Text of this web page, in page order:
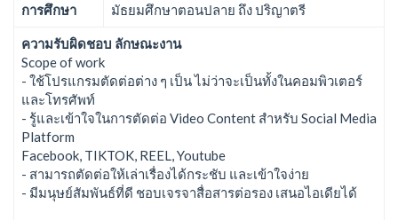
การศึกษา มัธยมศึกษาตอนปลาย ถึง ปริญาตรี
ความรับผิดชอบ ลักษณะงาน
Scope of work
- ใช้โปรแกรมตัดต่อต่าง ๆ เป็น ไม่ว่าจะเป็นทั้งในคอมพิวเตอร์
และโทรศัพท์
- รู้และเข้าใจในการตัดต่อ Video Content สำหรับ Social Media
Platform
Facebook, TIKTOK, REEL, Youtube
- สามารถตัดต่อให้เล่าเรื่องได้กระชับ และเข้าใจง่าย
- มีมนุษย์สัมพันธ์ที่ดี ชอบเจรจาสื่อสารต่อรอง เสนอไอเดียได้